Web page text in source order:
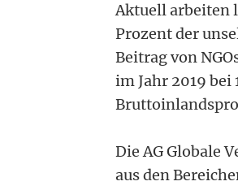
Aktuell arbeiten
Prozent der
Beitrag von
im Jahr 2019
Die AG Globale
aus den